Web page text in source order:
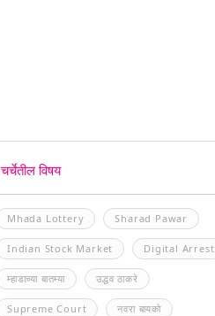
चर्चेतील विषय
Mhada Lottery Sharad Pawar
Indian Stock Market Digital Arrest
म्हाडाच्या बातम्या उद्धव ठाकरे
Supreme Court नवरा बायको